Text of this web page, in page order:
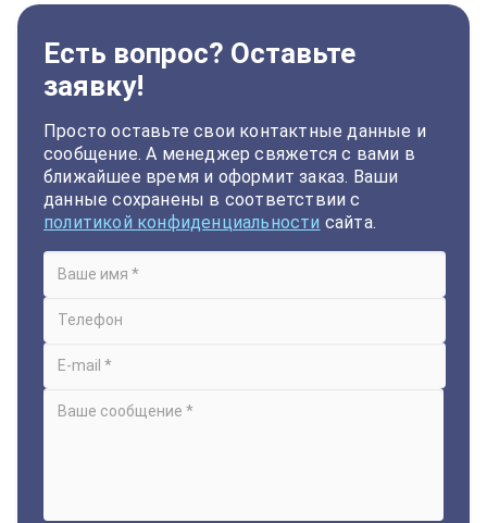
Есть вопрос? Оставьте
заявку!
Просто оставьте свои контактные данные и
сообщение. А менеджер свяжется с вами в
ближайшее время и оформит заказ. Ваши
данные сохранены в соответствии с
политикой конфиденциальности сайта.